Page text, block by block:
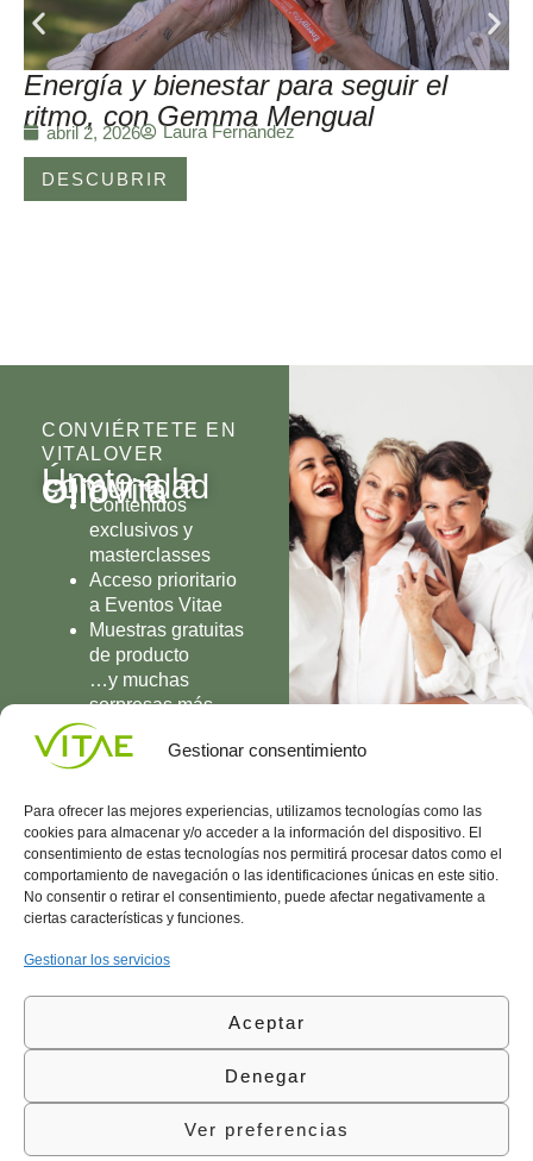
Gestionar consentimiento
Para ofrecer las mejores experiencias, utilizamos tecnologías como las
cookies para almacenar y/o acceder a la información del dispositivo. El
consentimiento de estas tecnologías nos permitirá procesar datos como el
comportamiento de navegación o las identificaciones únicas en este sitio.
No consentir o retirar el consentimiento, puede afectar negativamente a
ciertas características y funciones.
Gestionar los servicios
Aceptar
Denegar
Ver preferencias
Energía y bienestar para seguir el
ritmo, con Gemma Mengual
abril 2, 2026 Laura Fernández
DESCUBRIR
CONVIÉRTETE EN
VITALOVER
Únete a la
comunidad
OlioVita
Contenidos
exclusivos y
masterclasses
Acceso prioritario
a Eventos Vitae
Muestras gratuitas
de producto
…y muchas
sorpresas más
UNIRME
Conocenos
Vitae
l
Área
Política
de
Política
Calidad
(+34)
935
©Vitae Health Innovation S.L. Todos los derechos